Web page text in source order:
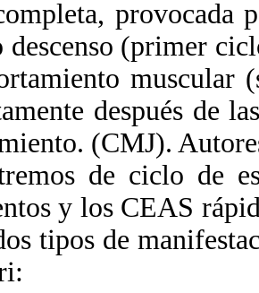
provocada
descenso (primer
muscular
después de
(CMJ).
de ciclo de
y los CEAS
tipos de